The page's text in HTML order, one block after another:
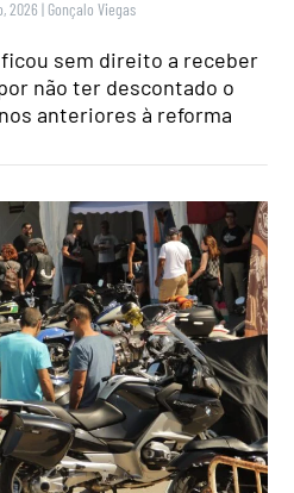
2026 | Gonçalo Viegas
sem direito a receber
não ter descontado o
anteriores à reforma